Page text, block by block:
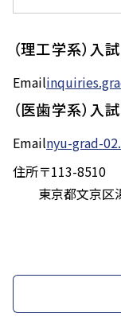
（理工学系）入
Email
（医歯学系）入
Emailnyu-grad-
住所〒113-8510
東京都文京区